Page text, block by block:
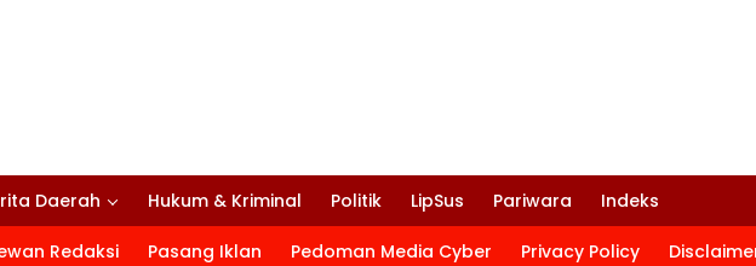
Daerah Hukum & Kriminal Politik LipSus Pariwara Indeks
Redaksi Pasang Iklan Pedoman Media Cyber Privacy Policy